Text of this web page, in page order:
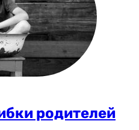
родителей